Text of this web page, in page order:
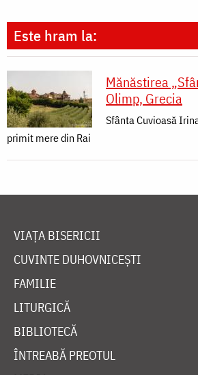
Este hram la:
Mănăstirea
Olimp, Grecia
Sfânta Cuvioasă
primit mere din Rai
VIAȚA BISERICII
CUVINTE DUHOVNICEȘTI
FAMILIE
LITURGICĂ
BIBLIOTECĂ
ÎNTREABĂ PREOTUL